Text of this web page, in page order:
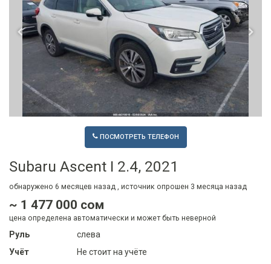
ПОСМОТРЕТЬ ТЕЛЕФОН
Subaru Ascent I 2.4, 2021
обнаружено 6 месяцев назад , источник опрошен 3 месяца назад
~ 1 477 000 сом
цена определена автоматически и может быть неверной
Руль
слева
Учёт
Не стоит на учёте